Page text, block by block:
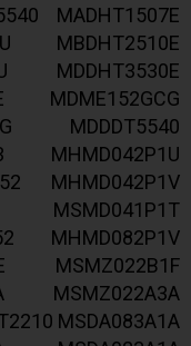
MADHT1507E
MBDHT2510E
MDDHT3530E
MDME152GCG
MDDDT5540
MHMD042P1U
MHMD042P1V
MSMD041P1T
MHMD082P1V
MSMZ022B1F
MSMZ022A3A
MSDA083A1A